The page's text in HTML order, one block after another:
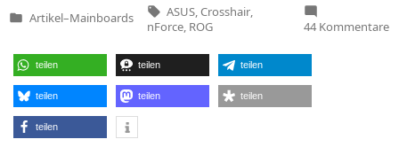
Veröffentlicht
Artikel–Mainboards
Tags:
ASUS,Crosshair,
nForce, ROG 44 Kommentare
teilen teilen teilen
teilen teilen teilen
teilen